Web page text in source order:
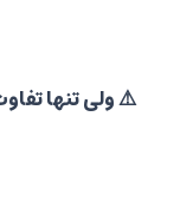
⚠️ ولی تنها